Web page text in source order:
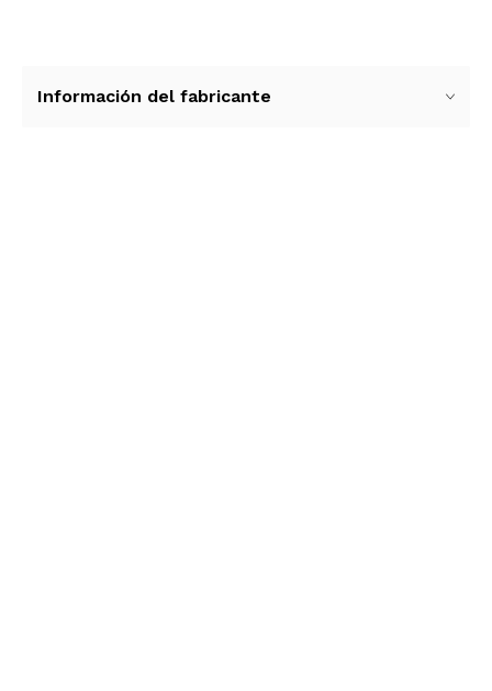
Además de su utilidad práctica, este juego de
Información del fabricante